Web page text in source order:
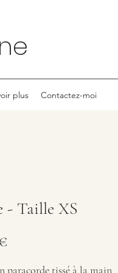
plus Contactez-moi
- Taille XS
paracorde tissé à la main